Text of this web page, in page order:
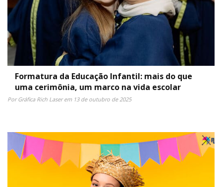
Formatura da Educação Infantil: mais do que
uma cerimônia, um marco na vida escolar
Por Gráfica Rich Laser em 13 de outubro de 2025